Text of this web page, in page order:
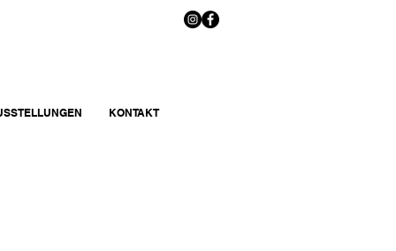
KONTAKT